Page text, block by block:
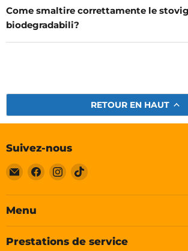
Come smaltire correttamente le
biodegradabili?
RETOUR EN HAUT
Suivez-nous
Email
Soleplastic
Trouvez-
nous
sur
Trouvez-
nous
sur
Trouvez-
sur
Menu
Prestations de service